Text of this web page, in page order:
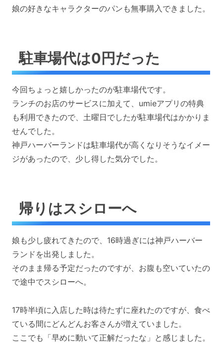
娘の好きなキャラクターのパンも無事購入できました。
駐車場代は0円だった
今回ちょっと嬉しかったのが駐車場代です。
ランチのお店のサービスに加えて、umieアプリの特典
も利用できたので、土曜日でしたが駐車場代はかかりま
せんでした。
神戸ハーバーランドは駐車場代が高くなりそうなイメー
ジがあったので、少し得した気分でした。
帰りはスシローへ
娘も少し疲れてきたので、16時過ぎには神戸ハーバー
ランドを出発しました。
そのまま帰る予定だったのですが、お腹も空いていたの
で途中でスシローへ。
17時半頃に入店した時は待たずに座れたのですが、食べ
ている間にどんどんお客さんが増えていました。
ここでも「早めに動いて正解だったな」と感じました。